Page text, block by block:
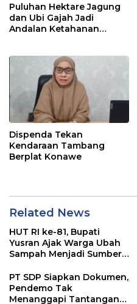
Puluhan Hektare Jagung
dan Ubi Gajah Jadi
Andalan Ketahanan
Dispenda Tekan
Kendaraan Tambang
Berplat Konawe
Related News
HUT RI ke-81, Bupati
Yusran Ajak Warga Ubah
Sampah Menjadi Sumber
PT SDP Siapkan Dokumen,
Pendemo Tak
Menanggapi Tantangan